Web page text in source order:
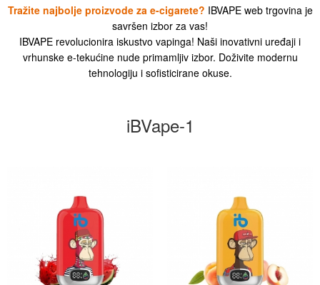
Tražite najbolje proizvode za e-cigarete? IBVAPE web trgovina je
savršen izbor za vas!
IBVAPE revolucionira iskustvo vapinga! Naši inovativni uređaji i
vrhunske e-tekućine nude primamljiv izbor. Doživite modernu
tehnologiju i sofisticirane okuse.
iBVape-1